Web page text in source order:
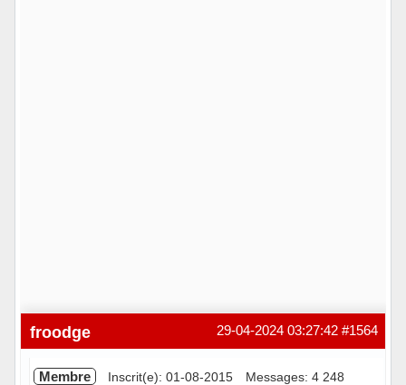
#1564
29-04-2024 03:27:42
froodge
Membre Inscrit(e): 01-08-2015 Messages: 4 248